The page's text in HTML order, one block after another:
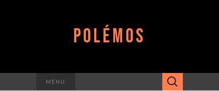
POLÉMOS
MENU Rechercher :